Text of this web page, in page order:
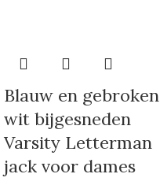
Blauw en gebroken
wit bijgesneden
Varsity Letterman
jack voor dames